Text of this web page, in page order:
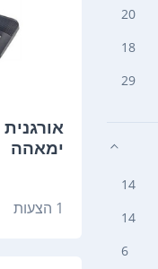
20
18
29
14
14
6
ימאהה
1 הצעות